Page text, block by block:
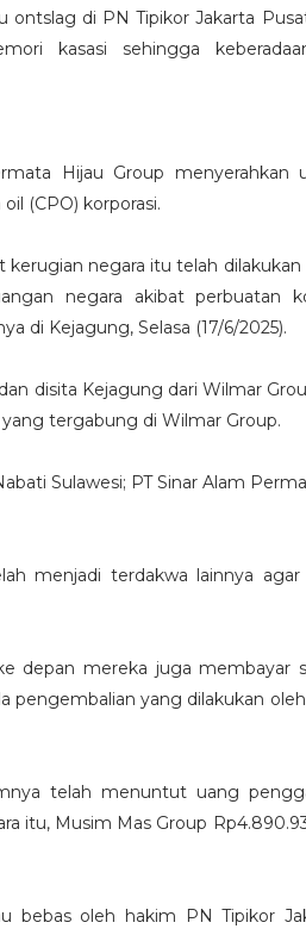
di PN Tipikor Jakarta
kasasi sehingga
Hijau Group menyerahkan
(CPO) korporasi.
negara itu telah
negara akibat perbuatan
di Kejagung, Selasa (17/6/2025).
disita Kejagung dari Wilmar
yang tergabung di Wilmar Group.
Sulawesi; PT Sinar Alam
menjadi terdakwa lainnya agar
depan mereka juga membayar
pengembalian yang dilakukan
telah menuntut uang
itu, Musim Mas Group
bebas oleh hakim PN Tipikor
SERUAN